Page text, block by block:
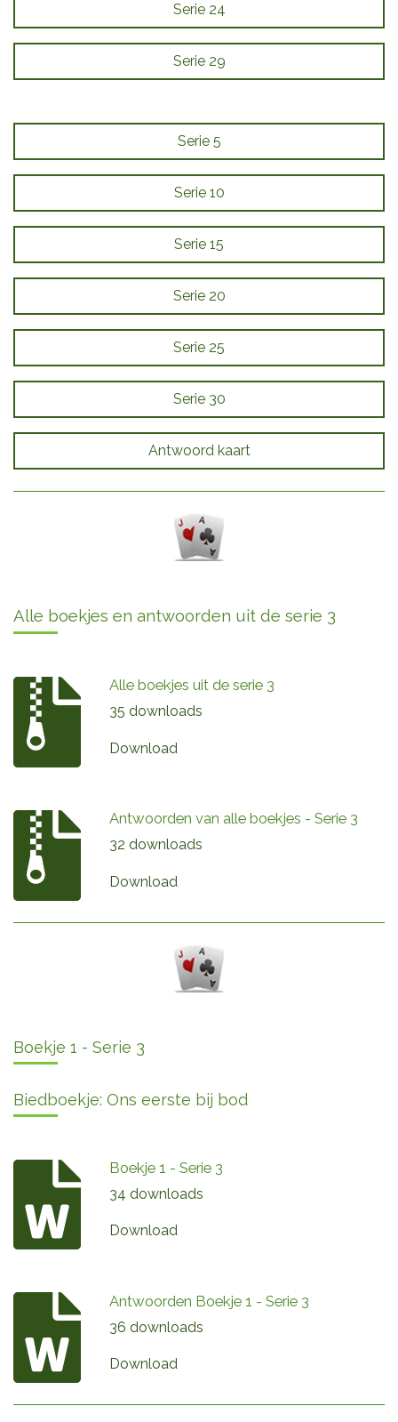
Serie 24
Serie 29
Serie 5
Serie 10
Serie 15
Serie 20
Serie 25
Serie 30
Antwoord kaart
Alle boekjes en antwoorden uit de serie 3
Alle boekjes uit de serie 3
35 downloads
Download
Antwoorden van alle boekjes - Serie 3
32 downloads
Download
Boekje 1 - Serie 3
Biedboekje: Ons eerste bij bod
Boekje 1 - Serie 3
34 downloads
Download
Antwoorden Boekje 1 - Serie 3
36 downloads
Download